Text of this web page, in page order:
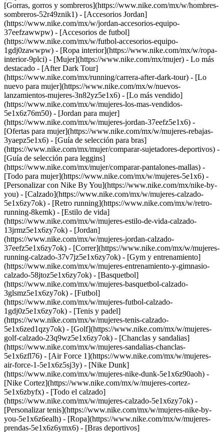
[Gorras, gorros y sombreros](https://www.nike.com/mx/w/hombres-
sombreros-52r49znik1) - [Accesorios Jordan]
(https://www.nike.com/mx/w/jordan-accesorios-equipo-
37eefzawwpw) - [Accesorios de futbol]
(https://www.nike.com/mx/w/futbol-accesorios-equipo-
1gdj0zawwpw) - [Ropa interior](https://www.nike.com/mx/w/ropa-
interior-9plci) - [Mujer](https://www.nike.com/mx/mujer) - Lo más
destacado - [After Dark Tour]
(https://www.nike.com/mx/running/carrera-after-dark-tour) - [Lo
nuevo para mujer](https://www.nike.com/mx/w/nuevos-
lanzamientos-mujeres-3n82yz5e1x6) - [Lo más vendido]
(https://www.nike.com/mx/w/mujeres-los-mas-vendidos-
5e1x6z76m50) - [Jordan para mujer]
(https://www.nike.com/mx/w/mujeres-jordan-37eefz5e1x6) -
[Ofertas para mujer](https://www.nike.com/mx/w/mujeres-rebajas-
3yaepz5e1x6) - [Guía de selección para bras]
(https://www.nike.com/mx/mujer/comparar-sujetadores-deportivos) -
[Guía de selección para leggins]
(https://www.nike.com/mx/mujer/comparar-pantalones-mallas) -
[Todo para mujer](https://www.nike.com/mx/w/mujeres-5e1x6) -
[Personalizar con Nike By You](https://www.nike.com/mx/nike-by-
you) - [Calzado](https://www.nike.com/mx/w/mujeres-calzado-
5e1x6zy7ok) - [Retro running](https://www.nike.com/mx/w/retro-
running-8kemk) - [Estilo de vida]
(https://www.nike.com/mx/w/mujeres-estilo-de-vida-calzado-
13jrmz5e1x6zy7ok) - [Jordan]
(https://www.nike.com/mx/w/mujeres-jordan-calzado-
37eefz5e1x6zy7ok) - [Correr](https://www.nike.com/mx/w/mujeres-
running-calzado-37v7jz5e1x6zy7ok) - [Gym y entrenamiento]
(https://www.nike.com/mx/w/mujeres-entrenamiento-y-gimnasio-
calzado-58jtoz5e1x6zy7ok) - [Basquetbol]
(https://www.nike.com/mx/w/mujeres-basquetbol-calzado-
3glsmz5e1x6zy7ok) - [Futbol]
(https://www.nike.com/mx/w/mujeres-futbol-calzado-
1gdj0z5e1x6zy7ok) - [Tenis y padel]
(https://www.nike.com/mx/w/mujeres-tenis-calzado-
5e1x6zed1qzy7ok) - [Golf](https://www.nike.com/mx/w/mujeres-
golf-calzado-23q9wz5e1x6zy7ok) - [Chanclas y sandalias]
(https://www.nike.com/mx/w/mujeres-sandalias-chanclas-
5e1x6zfl76) - [Air Force 1](https://www.nike.com/mx/w/mujeres-
air-force-1-5e1x6z5sj3y) - [Nike Dunk]
(https://www.nike.com/mx/w/mujeres-nike-dunk-5e1x6z90aoh) -
[Nike Cortez](https://www.nike.com/mx/w/mujeres-cortez-
5e1x6zbyfx) - [Todo el calzado]
(https://www.nike.com/mx/w/mujeres-calzado-5e1x6zy7ok) -
[Personalizar tenis](https://www.nike.com/mx/w/mujeres-nike-by-
you-5e1x6z6ealh) - [Ropa](https://www.nike.com/mx/w/mujeres-
prendas-5e1x6z6ymx6) - [Bras deportivos]